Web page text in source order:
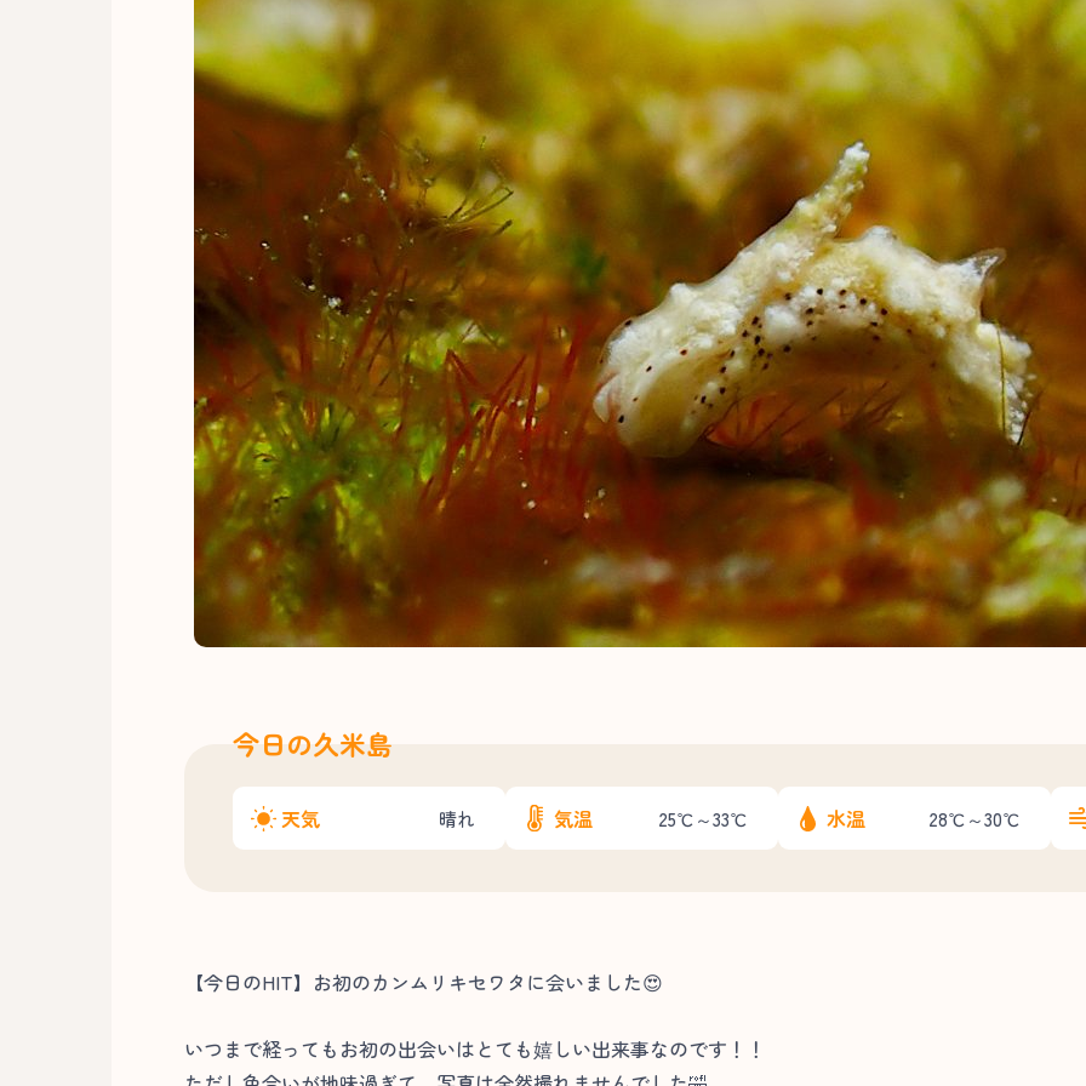
今日の久米島
天気 晴れ 気温 25℃～33℃ 水温 28℃～30℃
【今日のHIT】お初のカンムリキセワタに会いました😍
いつまで経ってもお初の出会いはとても嬉しい出来事なのです！！